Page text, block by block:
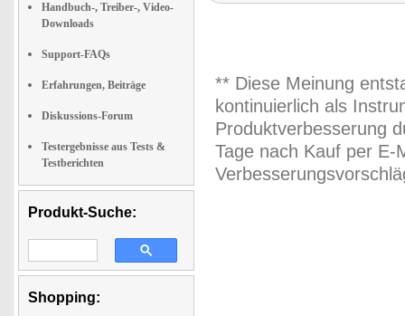
Handbuch-, Treiber-, Video-
Downloads
Support-FAQs
Erfahrungen, Beiträge
Diskussions-Forum
Testergebnisse aus Tests &
Testberichten
Produkt-Suche:
Shopping:
** Diese Meinung
kontinuierlich als
Produktverbesserung
Tage nach Kauf per E-